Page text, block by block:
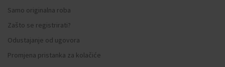
Samo originalna roba
Zašto se registrirati?
Odustajanje od ugovora
Promjena pristanka za kolačiće